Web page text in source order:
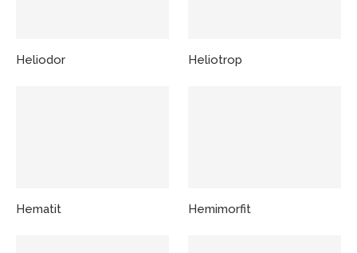
Heliodor Heliotrop
Hematit Hemimorfit